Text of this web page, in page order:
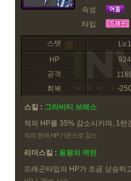
속성
타입
스탯
Lv.1
HP
924
공격
회복
-
스킬 : 그라비티 브레스
적의 HP를 35% 감소시키며, 1턴
적의 현재 HP 기준으로 감소
리더스킬 : 용왕의 역린
드래곤타입의 HP가 조금 상승하